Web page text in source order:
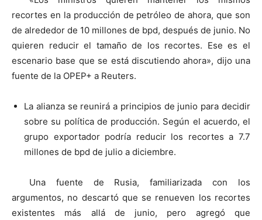
recortes en la producción de petróleo de ahora, que son
de alrededor de 10 millones de bpd, después de junio. No
quieren reducir el tamaño de los recortes. Ese es el
escenario base que se está discutiendo ahora», dijo una
fuente de la OPEP+ a Reuters.
La alianza se reunirá a principios de junio para decidir
sobre su política de producción. Según el acuerdo, el
grupo exportador podría reducir los recortes a 7.7
millones de bpd de julio a diciembre.
Una fuente de Rusia, familiarizada con los
argumentos, no descartó que se renueven los recortes
existentes más allá de junio, pero agregó que